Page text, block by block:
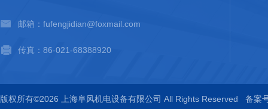
邮箱：fufengjidian@foxmail.com
传真：86-021-68388920
版权所有©2026 上海阜风机电设备有限公司 All Rights Reserved 备案